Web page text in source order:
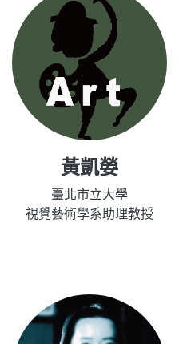
黃凱嫈
臺北市立大學
視覺藝術學系助理教授